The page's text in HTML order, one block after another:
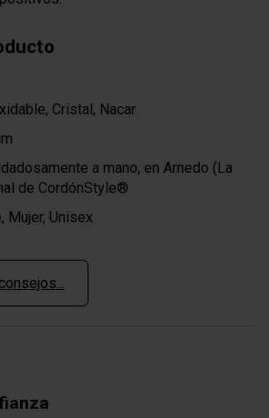
Cristal, Nacar
a mano, en Arnedo (La
de CordónStyle®
Mujer, Unisex